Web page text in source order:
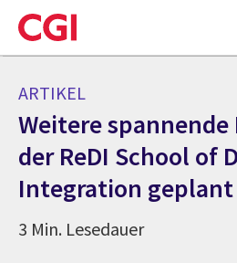
Skip
to
main
ARTIKEL
Weitere
der ReDI School of
Integration geplant
3 Min. Lesedauer